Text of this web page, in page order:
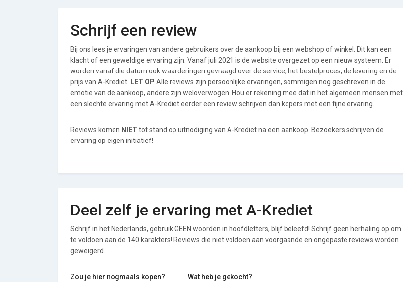
Schrijf een review
Bij ons lees je ervaringen van andere gebruikers over de aankoop bij een webshop of winkel. Dit kan een
klacht of een geweldige ervaring zijn. Vanaf juli 2021 is de website overgezet op een nieuw systeem. Er
worden vanaf die datum ook waarderingen gevraagd over de service, het bestelproces, de levering en de
prijs van A-Krediet. LET OP Alle reviews zijn persoonlijke ervaringen, sommigen nog geschreven in de
emotie van de aankoop, andere zijn weloverwogen. Hou er rekening mee dat in het algemeen mensen met
een slechte ervaring met A-Krediet eerder een review schrijven dan kopers met een fijne ervaring.
Reviews komen NIET tot stand op uitnodiging van A-Krediet na een aankoop. Bezoekers schrijven de
ervaring op eigen initiatief!
Deel zelf je ervaring met A-Krediet
Schrijf in het Nederlands, gebruik GEEN woorden in hoofdletters, blijf beleefd! Schrijf geen herhaling op om
te voldoen aan de 140 karakters! Reviews die niet voldoen aan voorgaande en ongepaste reviews worden
geweigerd.
Zou je hier nogmaals kopen? Wat heb je gekocht?